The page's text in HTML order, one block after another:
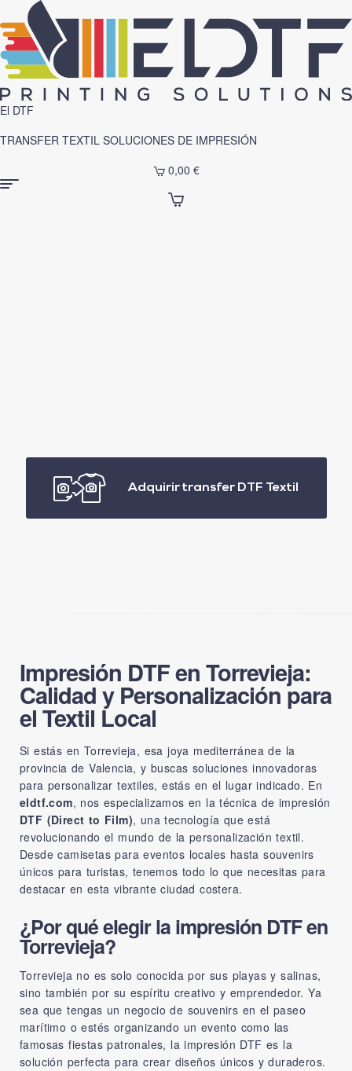
El DTF
TRANSFER TEXTIL SOLUCIONES DE IMPRESIÓN
0,00 €
Adquirir transfer DTF Textil
Impresión DTF en Torrevieja:
Calidad y Personalización para
el Textil Local
Si estás en Torrevieja, esa joya mediterránea de la
provincia de Valencia, y buscas soluciones innovadoras
para personalizar textiles, estás en el lugar indicado. En
eldtf.com, nos especializamos en la técnica de impresión
DTF (Direct to Film), una tecnología que está
revolucionando el mundo de la personalización textil.
Desde camisetas para eventos locales hasta souvenirs
únicos para turistas, tenemos todo lo que necesitas para
destacar en esta vibrante ciudad costera.
¿Por qué elegir la impresión DTF en
Torrevieja?
Torrevieja no es solo conocida por sus playas y salinas,
sino también por su espíritu creativo y emprendedor. Ya
sea que tengas un negocio de souvenirs en el paseo
marítimo o estés organizando un evento como las
famosas fiestas patronales, la impresión DTF es la
solución perfecta para crear diseños únicos y duraderos.